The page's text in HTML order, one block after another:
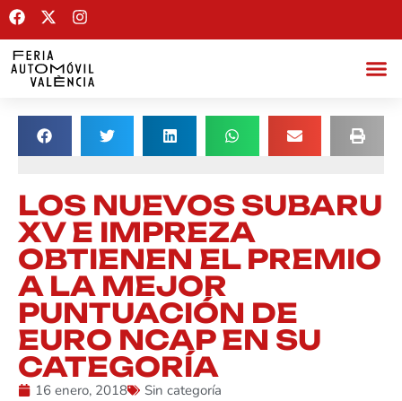
LOS NUEVOS SUBARU
XV E IMPREZA
OBTIENEN EL PREMIO
A LA MEJOR
PUNTUACIÓN DE
EURO NCAP EN SU
CATEGORÍA
16 enero, 2018 Sin categoría